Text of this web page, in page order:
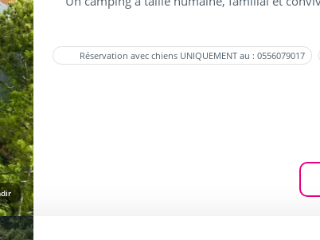
Réservation avec chiens UNIQUEMENT au : 0556079017